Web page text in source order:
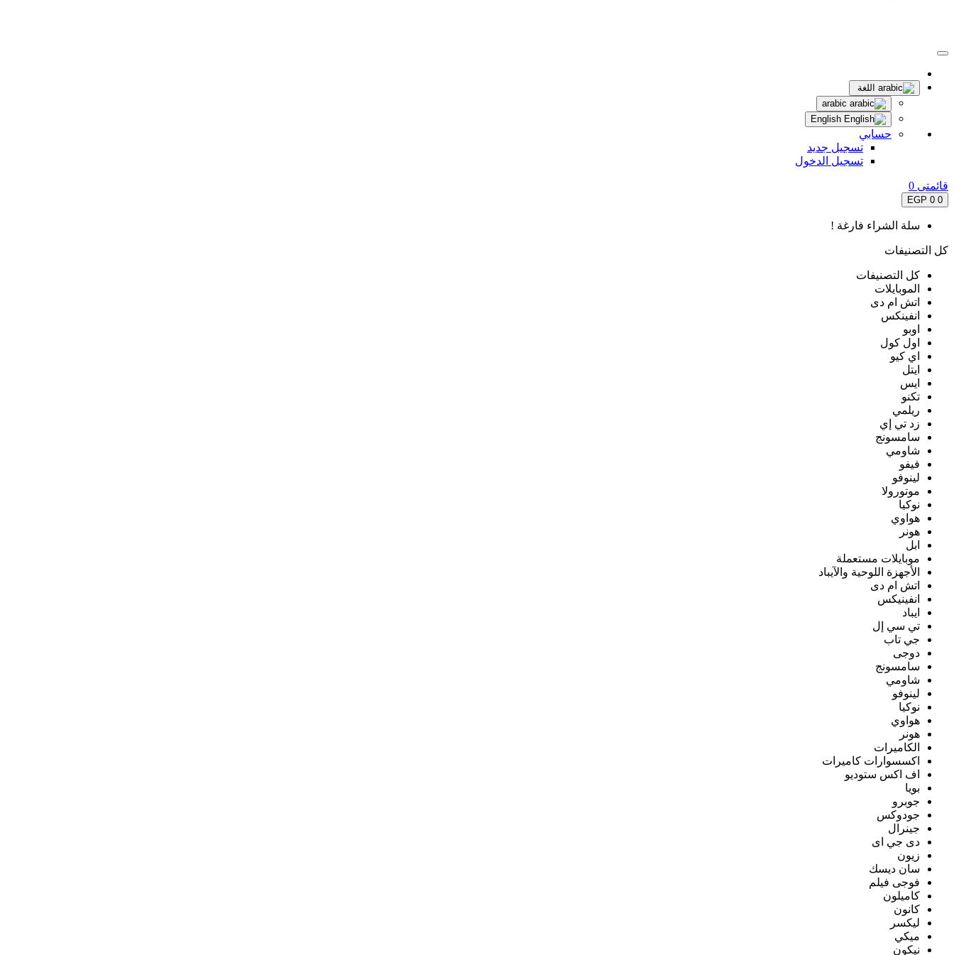
اللغة
حسابي
تسجيل جديد
تسجيل الدخول
قائمتى 0
0
0 EGP
سلة الشراء فارغة !
كل التصنيفات
كل التصنيفات
الموبايلات
اتش ام دى
انفينكس
اوبو
اول كول
اي كيو
ايتل
ايس
تكنو
ريلمي
زد تي إي
سامسونج
شاومي
فيفو
لينوفو
موتورولا
نوكيا
هواوي
هونر
ابل
موبايلات مستعملة
الأجهزة اللوحية والآيباد
اتش ام دى
انفينيكس
ايباد
تي سي إل
جي تاب
دوجى
سامسونج
شاومي
لينوفو
نوكيا
هواوي
هونر
الكاميرات
اكسسوارات كاميرات
اف اكس ستوديو
بويا
جوبرو
جودوكس
جينرال
دى جي اى
زيون
سان ديسك
فوجى فيلم
كاميلون
كانون
ليكسر
ميكي
نيكون